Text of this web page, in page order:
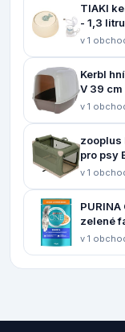
TIAKI
- 1,3 litru
v 1
Kerbl
V 39 cm
v 1
zooplus
pro psy
v 1
zelené
v 1